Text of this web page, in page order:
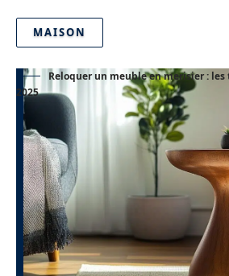
MAISON
Reloquer un meuble en merisier : les
2025